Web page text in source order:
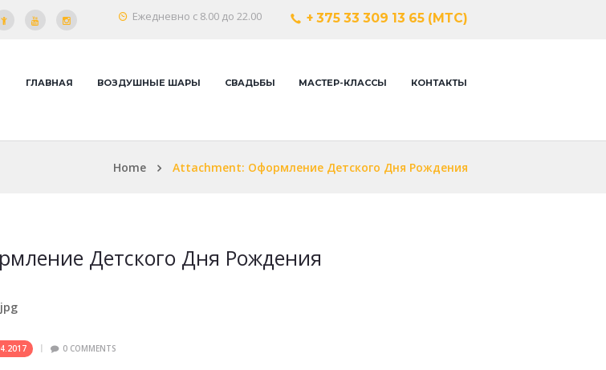
+ 375 33 309 13 65 (МТС)
Ежедневно с 8.00 до 22.00
ГЛАВНАЯ ВОЗДУШНЫЕ ШАРЫ СВАДЬБЫ МАСТЕР-КЛАССЫ КОНТАКТЫ
Home Attachment: Оформление Детского Дня Рождения
Детского Дня Рождения
0COMMENTS